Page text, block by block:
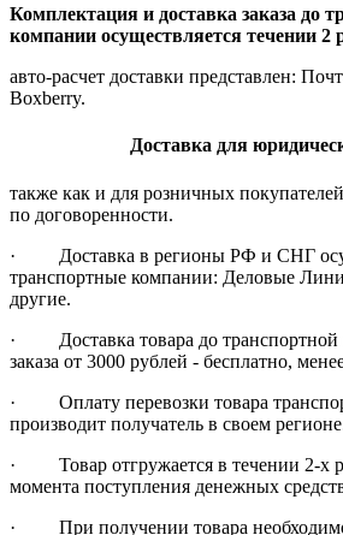
Комплектация и доставка заказа до
компании осуществляется течении 2
авто-расчет доставки представлен:
Boxberry.
Доставка для
также как и для розничных
по договоренности.
· Доставка в регионы РФ и СНГ
транспортные компании: Деловые
другие.
· Доставка товара до транспортной
заказа от 3000 рублей - бесплатно,
· Оплату перевозки товара
производит получатель в своем
· Товар отгружается в течении 2-х
момента поступления денежных
· При получении товара необходимо